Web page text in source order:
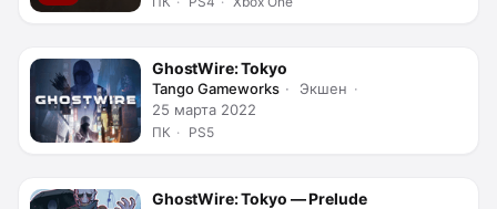
GhostWire: Tokyo
Tango Gameworks
Экшен
25 марта 2022
ПК PS5
GhostWire: Tokyo — Prelude